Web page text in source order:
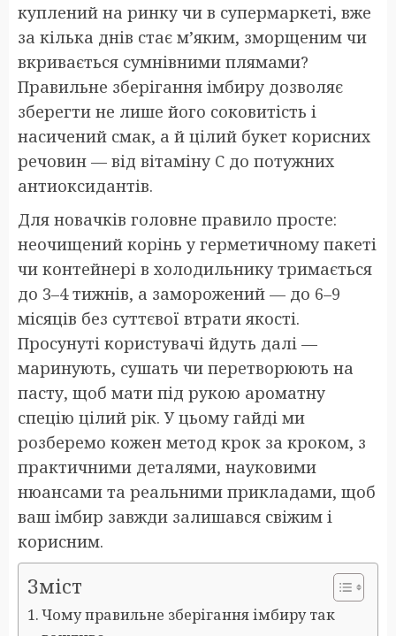
куплений на ринку чи в супермаркеті, вже
за кілька днів стає м’яким, зморщеним чи
вкривається сумнівними плямами?
Правильне зберігання імбиру дозволяє
зберегти не лише його соковитість і
насичений смак, а й цілий букет корисних
речовин — від вітаміну C до потужних
антиоксидантів.
Для новачків головне правило просте:
неочищений корінь у герметичному пакеті
чи контейнері в холодильнику тримається
до 3–4 тижнів, а заморожений — до 6–9
місяців без суттєвої втрати якості.
Просунуті користувачі йдуть далі —
маринують, сушать чи перетворюють на
пасту, щоб мати під рукою ароматну
спецію цілий рік. У цьому гайді ми
розберемо кожен метод крок за кроком, з
практичними деталями, науковими
нюансами та реальними прикладами, щоб
ваш імбир завжди залишався свіжим і
корисним.
Зміст
Чому правильне зберігання імбиру так